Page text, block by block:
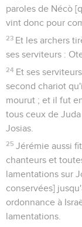
paroles de Nécò
vint donc pour
23 Et les archers
ses serviteurs :
24 Et ses
second chariot
mourut ; et il fut
tous ceux de
Josias.
25 Jérémie aussi
chanteurs et
lamentations sur
conservées]
ordonnance à
lamentations.